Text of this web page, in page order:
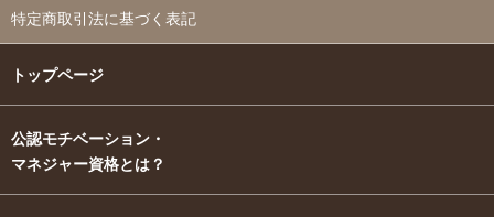
特定商取引法に基づく表記
トップページ
公認モチベーション・
マネジャー資格とは？